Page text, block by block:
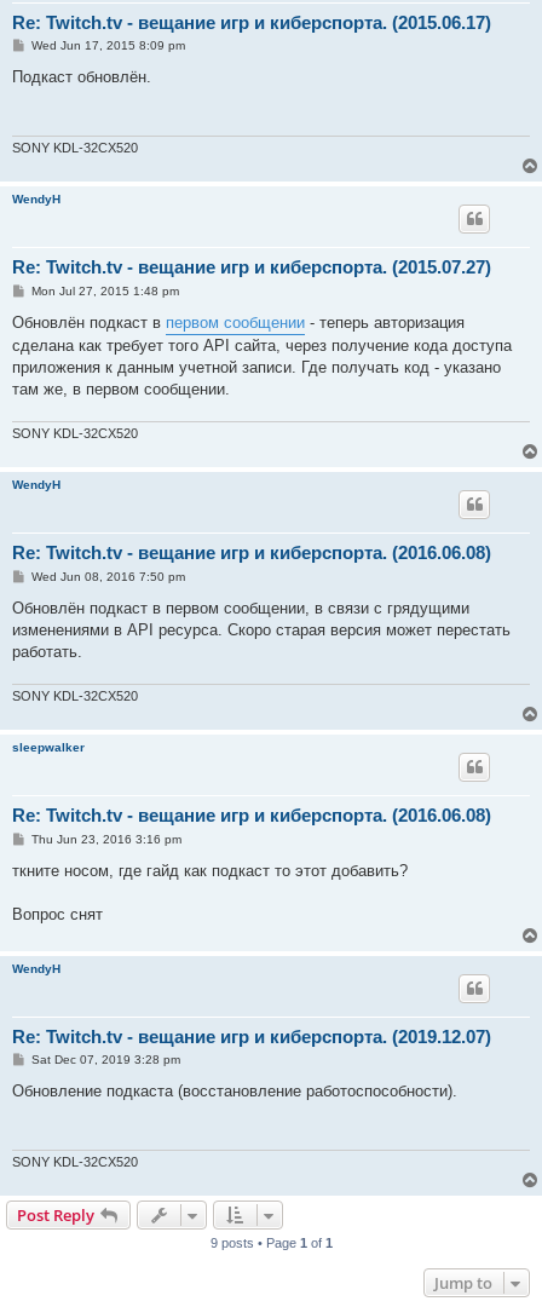
Re: Twitch.tv - вещание игр и киберспорта. (2015.06.17)
P
s
Wed Jun 17, 2015 8:09 pm
Подкаст обновлён.
SONY KDL-32CX520
WendyH
Re: Twitch.tv - вещание игр и киберспорта. (2015.07.27)
P
s
Mon Jul 27, 2015 1:48 pm
Обновлён подкаст в первом сообщении - теперь авторизация
сделана как требует того API сайта, через получение кода доступа
приложения к данным учетной записи. Где получать код - указано
там же, в первом сообщении.
SONY KDL-32CX520
WendyH
Re: Twitch.tv - вещание игр и киберспорта. (2016.06.08)
P
s
Wed Jun 08, 2016 7:50 pm
Обновлён подкаст в первом сообщении, в связи с грядущими
изменениями в API ресурса. Скоро старая версия может перестать
работать.
SONY KDL-32CX520
sleepwalker
Re: Twitch.tv - вещание игр и киберспорта. (2016.06.08)
P
s
Thu Jun 23, 2016 3:16 pm
ткните носом, где гайд как подкаст то этот добавить?
Вопрос снят
WendyH
Re: Twitch.tv - вещание игр и киберспорта. (2019.12.07)
P
s
Sat Dec 07, 2019 3:28 pm
Обновление подкаста (восстановление работоспособности).
SONY KDL-32CX520
Post Reply
9 posts • Page 1 of 1
Jump to